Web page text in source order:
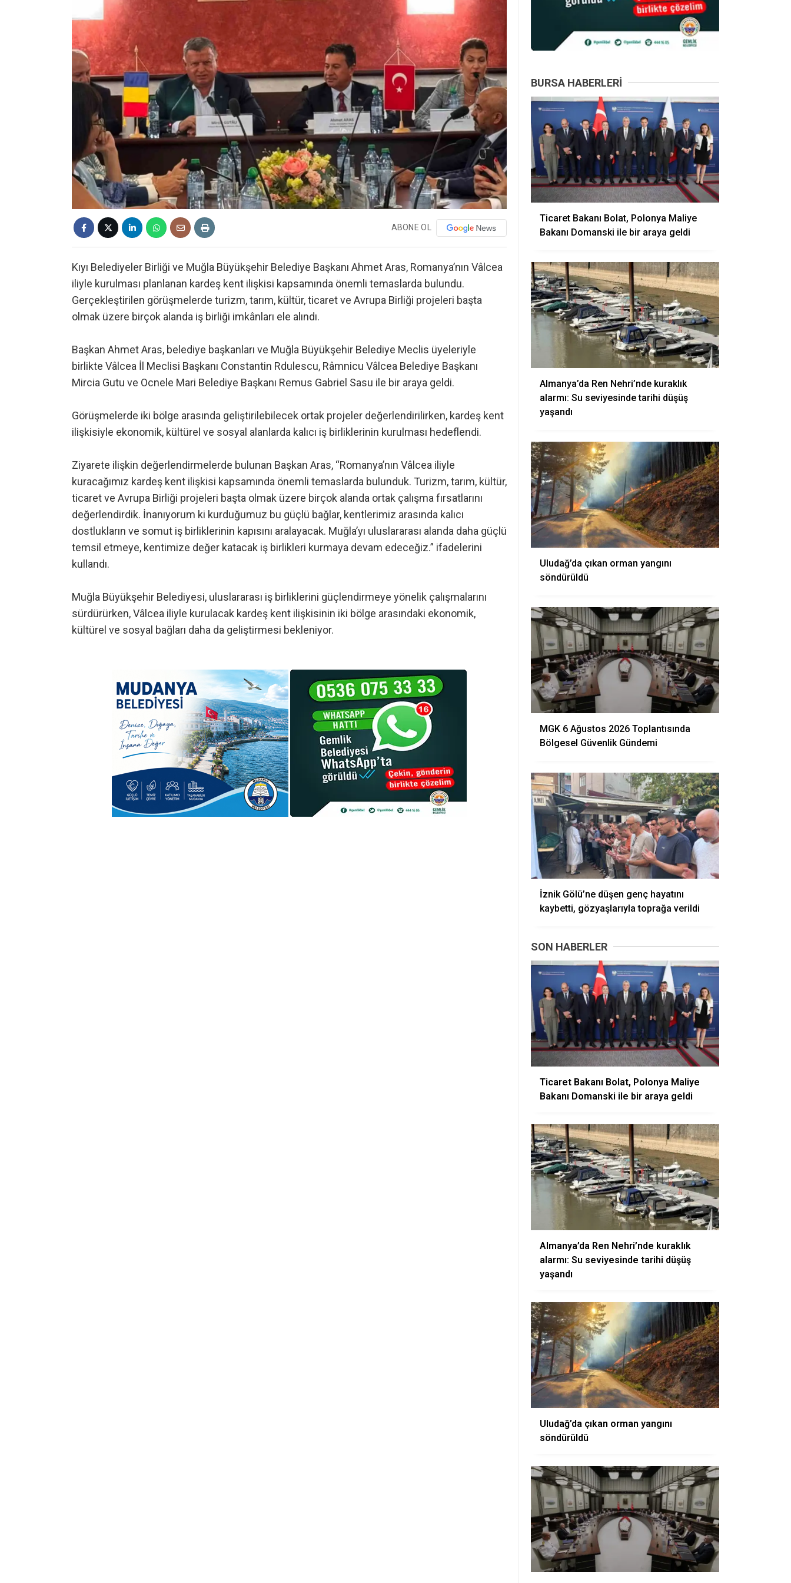
ABONE OL
Kıyı Belediyeler Birliği ve Muğla Büyükşehir Belediye Başkanı Ahmet Aras, Romanya’nın Vâlcea
iliyle kurulması planlanan kardeş kent ilişkisi kapsamında önemli temaslarda bulundu.
Gerçekleştirilen görüşmelerde turizm, tarım, kültür, ticaret ve Avrupa Birliği projeleri başta
olmak üzere birçok alanda iş birliği imkânları ele alındı.
Başkan Ahmet Aras, belediye başkanları ve Muğla Büyükşehir Belediye Meclis üyeleriyle
birlikte Vâlcea İl Meclisi Başkanı Constantin Rdulescu, Râmnicu Vâlcea Belediye Başkanı
Mircia Gutu ve Ocnele Mari Belediye Başkanı Remus Gabriel Sasu ile bir araya geldi.
Görüşmelerde iki bölge arasında geliştirilebilecek ortak projeler değerlendirilirken, kardeş kent
ilişkisiyle ekonomik, kültürel ve sosyal alanlarda kalıcı iş birliklerinin kurulması hedeflendi.
Ziyarete ilişkin değerlendirmelerde bulunan Başkan Aras, “Romanya’nın Vâlcea iliyle
kuracağımız kardeş kent ilişkisi kapsamında önemli temaslarda bulunduk. Turizm, tarım, kültür,
ticaret ve Avrupa Birliği projeleri başta olmak üzere birçok alanda ortak çalışma fırsatlarını
değerlendirdik. İnanıyorum ki kurduğumuz bu güçlü bağlar, kentlerimiz arasında kalıcı
dostlukların ve somut iş birliklerinin kapısını aralayacak. Muğla’yı uluslararası alanda daha güçlü
temsil etmeye, kentimize değer katacak iş birlikleri kurmaya devam edeceğiz.” ifadelerini
kullandı.
Muğla Büyükşehir Belediyesi, uluslararası iş birliklerini güçlendirmeye yönelik çalışmalarını
sürdürürken, Vâlcea iliyle kurulacak kardeş kent ilişkisinin iki bölge arasındaki ekonomik,
kültürel ve sosyal bağları daha da geliştirmesi bekleniyor.
BURSA HABERLERI
Ticaret Bakanı Bolat, Polonya Maliye
Bakanı Domanski ile bir araya geldi
Almanya’da Ren Nehri’nde kuraklık
alarmı: Su seviyesinde tarihi düşüş
yaşandı
Uludağ’da çıkan orman yangını
söndürüldü
MGK 6 Ağustos 2026 Toplantısında
Bölgesel Güvenlik Gündemi
İznik Gölü’ne düşen genç hayatını
kaybetti, gözyaşlarıyla toprağa verildi
SON HABERLER
Ticaret Bakanı Bolat, Polonya Maliye
Bakanı Domanski ile bir araya geldi
Almanya’da Ren Nehri’nde kuraklık
alarmı: Su seviyesinde tarihi düşüş
yaşandı
Uludağ’da çıkan orman yangını
söndürüldü